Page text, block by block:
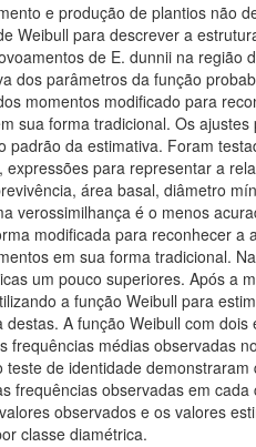
e produção de plantios não
Weibull para descrever a
de E. dunnii na região
dos parâmetros da função
momentos modificado para
sua forma tradicional. Os
da estimativa. Foram
para representar a
área basal, diâmetro
verossimilhança é o menos
modificada para reconhecer a
em sua forma tradicional.
um pouco superiores. Após a
a função Weibull para
A função Weibull com
médias observadas
de identidade
frequências observadas em
observados e os valores
classe diamétrica.